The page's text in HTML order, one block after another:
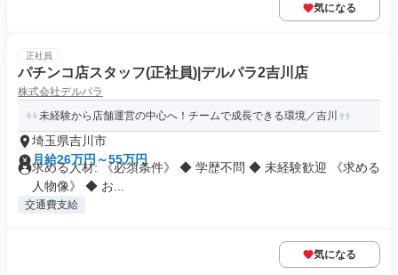
気になる
正社員
パチンコ店スタッフ(正社員)|デルパラ2吉川店
株式会社デルパラ
未経験から店舗運営の中心へ！チームで成長できる環境／吉川
埼玉県吉川市
月給26万円～55万円
求める人材: 《必須条件》 ◆ 学歴不問 ◆ 未経験歓迎 《求める
人物像》 ◆ お...
交通費支給
気になる